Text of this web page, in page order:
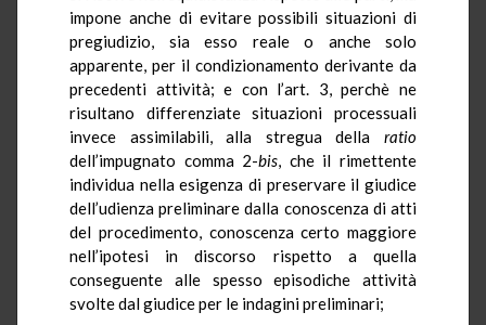
impone anche di evitare possibili situazioni di
pregiudizio, sia esso reale o anche solo
apparente, per il condizionamento derivante da
precedenti attività; e con l’art. 3, perchè ne
risultano differenziate situazioni processuali
invece assimilabili, alla stregua della ratio
dell’impugnato comma 2-bis, che il rimettente
individua nella esigenza di preservare il giudice
dell’udienza preliminare dalla conoscenza di atti
del procedimento, conoscenza certo maggiore
nell’ipotesi in discorso rispetto a quella
conseguente alle spesso episodiche attività
svolte dal giudice per le indagini preliminari;